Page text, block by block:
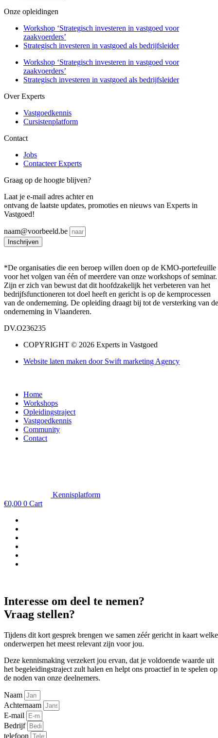
Onze opleidingen
Workshop ‘Strategisch investeren in vastgoed voor
zaakvoerders’
Strategisch investeren in vastgoed als bedrijfsleider
Workshop ‘Strategisch investeren in vastgoed voor
zaakvoerders’
Strategisch investeren in vastgoed als bedrijfsleider
Over Experts
Vastgoedkennis
Cursistenplatform
Contact
Jobs
Contacteer Experts
Graag op de hoogte blijven?
Laat je e-mail adres achter en
ontvang de laatste updates, promoties en nieuws van Experts in
Vastgoed!
naam@voorbeeld.be
Inschrijven
*De organisaties die een beroep willen doen op de KMO-portefeuille
voor het volgen van één of meerdere van onze workshops of seminar.
Zijn er zich van bewust dat dit hoofdzakelijk het verbeteren van het
bedrijfsfunctioneren tot doel heeft en gericht is op de kernprocessen
van de onderneming. De opleiding draagt bij tot de versterking van de
onderneming in Vlaanderen.
DV.O236235
COPYRIGHT © 2026 Experts in Vastgoed
Website laten maken door Swift marketing Agency
Home
Workshops
Opleidingstraject
Vastgoedkennis
Community
Contact
Kennisplatform
€0,00 0 Cart
Interesse om deel te nemen?
Vraag stellen?
Tijdens dit kort gesprek brengen we samen zéér gericht in kaart welke
onderwerpen het meest relevant zijn voor jou.
Deze kennismaking verzekert jou ervan, dat je voldoende waarde uit
het begeleidingstraject zult halen en helpt ons proactief in te spelen op
de noden van onze deelnemers.
Naam
Achternaam
E-mail
Bedrijf
telefoon